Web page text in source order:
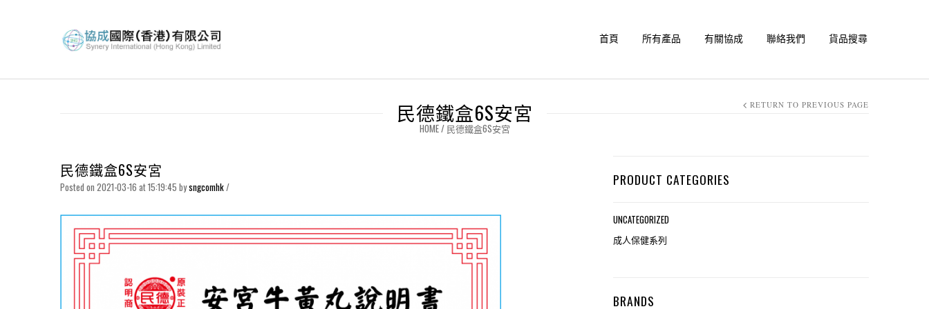
首頁 所有產品 有關協成 聯絡我們 貨品搜尋
民德鐵盒6S安宮
HOME/ 民德鐵盒6S安宮
RETURN TO PREVIOUS PAGE
民德鐵盒6S安宮
Posted on 2021-03-16 at 15:19:45 bysngcomhk/ PRODUCT CATEGORIES
UNCATEGORIZED
成人保健系列
BRANDS